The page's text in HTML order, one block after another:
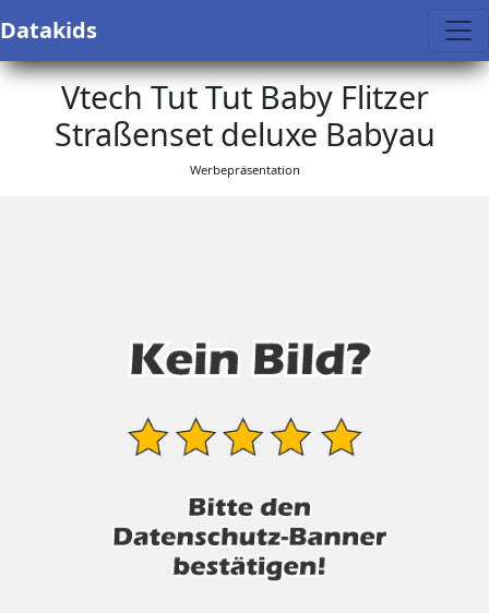
Datakids
Vtech Tut Tut Baby Flitzer
Straßenset deluxe Babyau
Werbepräsentation